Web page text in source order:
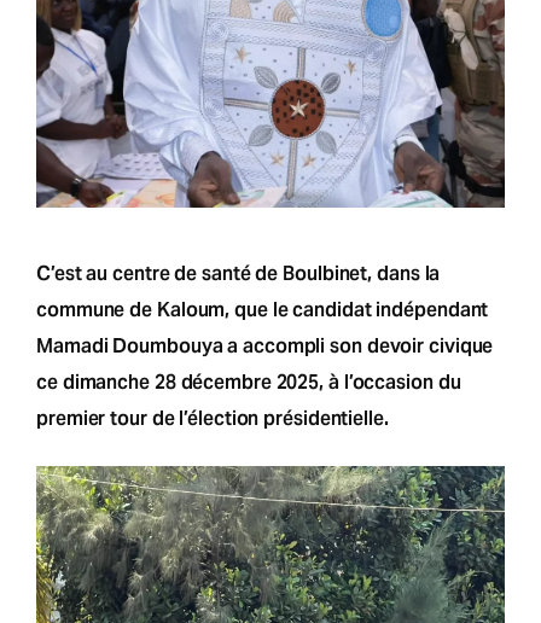
C’est au centre de santé de Boulbinet, dans la
commune de Kaloum, que le candidat indépendant
Mamadi Doumbouya a accompli son devoir civique
ce dimanche 28 décembre 2025, à l’occasion du
premier tour de l’élection présidentielle.